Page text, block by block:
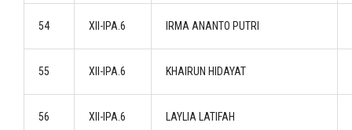
54 XII-IPA.6 IRMA ANANTO PUTRI
55 XII-IPA.6 KHAIRUN HIDAYAT
56 XII-IPA.6 LAYLIA LATIFAH